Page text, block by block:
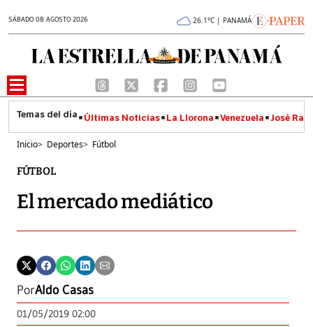
SÁBADO 08 AGOSTO 2026 26.1°C | PANAMÁ
Últimas Noticias La Llorona Venezuela José
Inicio> Deportes> Fútbol
FÚTBOL
El mercado mediático
PorAldo Casas
01/05/2019 02:00